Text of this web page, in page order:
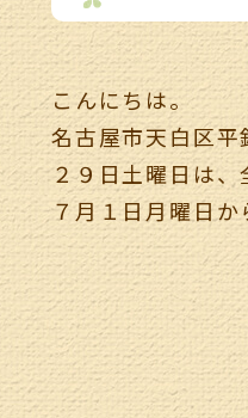
こんにちは。
名古屋市天白区
２９日土曜日は
７月１日月曜日か
くなります。